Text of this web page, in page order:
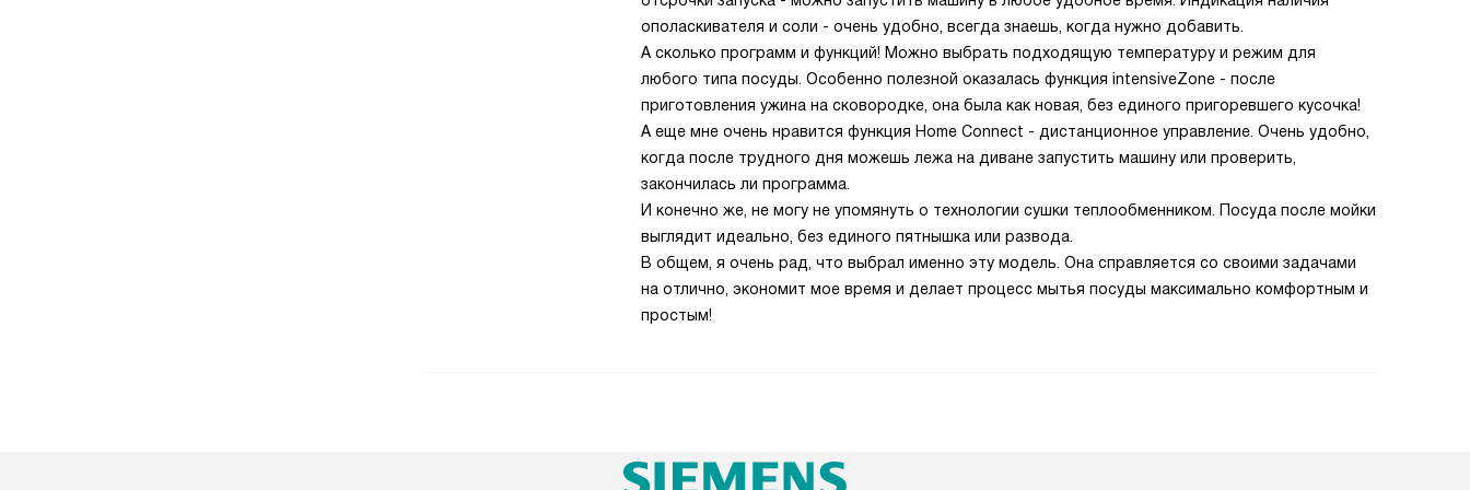
ополаскивателя и соли - очень удобно, всегда знаешь, когда нужно добавить.
А сколько программ и функций! Можно выбрать подходящую температуру и режим для
любого типа посуды. Особенно полезной оказалась функция intensiveZone - после
приготовления ужина на сковородке, она была как новая, без единого пригоревшего кусочка!
А еще мне очень нравится функция Home Connect - дистанционное управление. Очень удобно,
когда после трудного дня можешь лежа на диване запустить машину или проверить,
закончилась ли программа.
И конечно же, не могу не упомянуть о технологии сушки теплообменником. Посуда после мойки
выглядит идеально, без единого пятнышка или развода.
В общем, я очень рад, что выбрал именно эту модель. Она справляется со своими задачами
на отлично, экономит мое время и делает процесс мытья посуды максимально комфортным и
простым!